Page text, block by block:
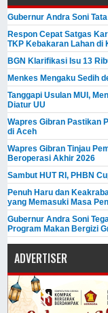
Gubernur Andra Soni
Respon Cepat Satgas
TKP Kebakaran Lahan di
BGN Klarifikasi Isu 13
Menkes Mengaku Sedih
Tanggapi Usulan MUI,
Diatur UU
Wapres Gibran Pastikan
di Aceh
Wapres Gibran Tinjau
Beroperasi Akhir 2026
Sambut HUT RI, PHBN
Penuh Haru dan
yang Memasuki Masa
Gubernur Andra Soni
Program Makan Bergizi
ADVERTISER